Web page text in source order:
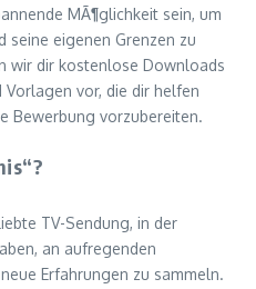
MÃ¶glichkeit sein, um
seine eigenen Grenzen zu
wir dir kostenlose Downloads
vor, die dir helfen
Bewerbung vorzubereiten.
TV-Sendung, in der
an aufregenden
Erfahrungen zu sammeln.